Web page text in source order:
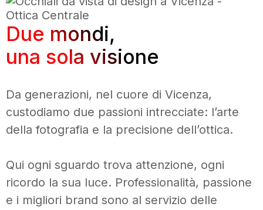
Due mondi,
una sola visione
Da generazioni, nel cuore di Vicenza,
custodiamo due passioni intrecciate: l’arte
della fotografia e la precisione dell’ottica.
Qui ogni sguardo trova attenzione, ogni
ricordo la sua luce. Professionalità, passione
e i migliori brand sono al servizio delle